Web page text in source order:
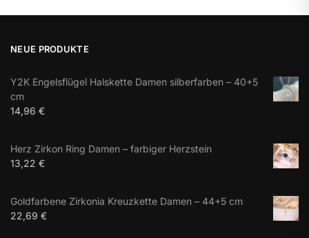
NEUE PRODUKTE
Y2K Engelsflügel Halskette Damen silberfarben – 40+5
cm
14,96 €
Herz Zirkon Ring Damen – farbiger Herzstein
13,22 €
Goldfarbene Zirkonia Kreuzkette Damen – 44+5 cm
22,69 €